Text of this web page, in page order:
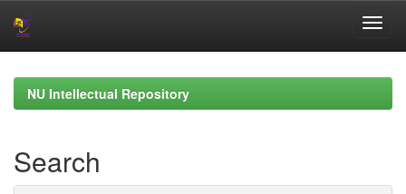
navigationNU Intellectual Repository
Search